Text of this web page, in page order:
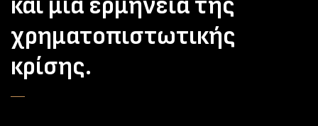
χρηματοπιστωτικής
κρίσης.